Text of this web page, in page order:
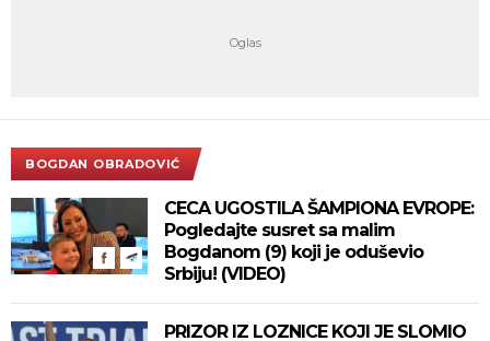
BOGDAN OBRADOVIĆ
CECA UGOSTILA ŠAMPIONA EVROPE:
Pogledajte susret sa malim
Bogdanom (9) koji je oduševio
Srbiju! (VIDEO)
PRIZOR IZ LOZNICE KOJI JE SLOMIO